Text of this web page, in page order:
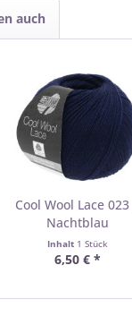
auch
Cool Wool Lace
Nachtblau
Inhalt 1 Stück
6,50 € *